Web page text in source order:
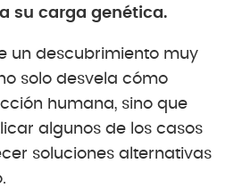
su carga genética.
un descubrimiento muy
solo desvela cómo
humana, sino que
algunos de los casos
soluciones alternativas